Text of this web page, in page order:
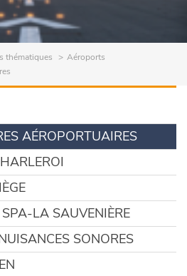
thématiques
Aéroports
AÉROPORTUAIRES
LA SAUVENIÈRE
SONORES